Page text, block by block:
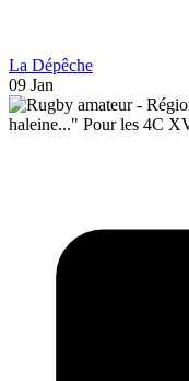
La Dépêche
09 Jan